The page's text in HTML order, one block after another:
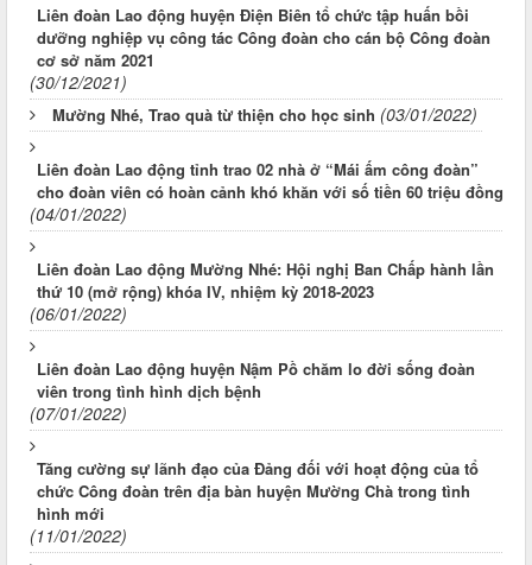
Liên đoàn Lao động huyện Điện Biên tổ chức tập huấn bồi
dưỡng nghiệp vụ công tác Công đoàn cho cán bộ Công đoàn
cơ sở năm 2021
(30/12/2021)
Mường Nhé, Trao quà từ thiện cho học sinh (03/01/2022)
Liên đoàn Lao động tỉnh trao 02 nhà ở “Mái ấm công đoàn”
cho đoàn viên có hoàn cảnh khó khăn với số tiền 60 triệu đồng
(04/01/2022)
Liên đoàn Lao động Mường Nhé: Hội nghị Ban Chấp hành lần
thứ 10 (mở rộng) khóa IV, nhiệm kỳ 2018-2023
(06/01/2022)
Liên đoàn Lao động huyện Nậm Pồ chăm lo đời sống đoàn
viên trong tình hình dịch bệnh
(07/01/2022)
Tăng cường sự lãnh đạo của Đảng đối với hoạt động của tổ
chức Công đoàn trên địa bàn huyện Mường Chà trong tình
hình mới
(11/01/2022)